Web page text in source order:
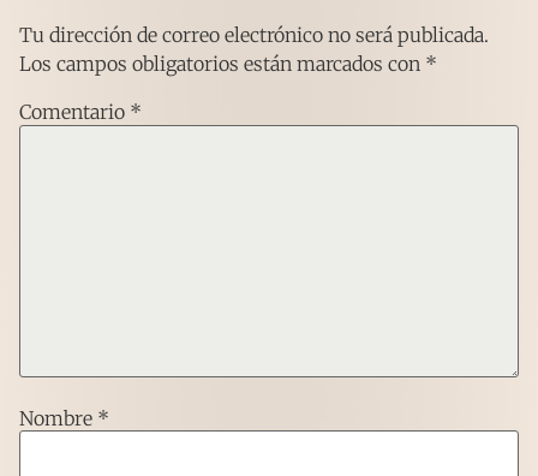
Tu dirección de correo electrónico no será publicada.
Los campos obligatorios están marcados con *
Comentario *
Nombre *